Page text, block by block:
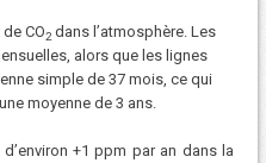
CO2dans l’atmosphère. Les
alors que les lignes
simple de 37 mois, ce qui
moyenne de 3 ans.
+1 ppm par an dans la